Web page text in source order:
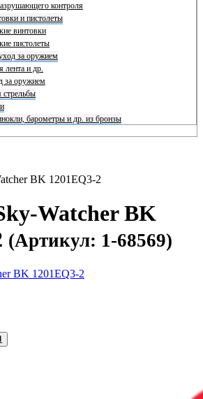
контроля
и пистолеты
винтовки
пистолеты
за оружием
и др.
за оружием
барометры и др. из бронзы
BK 1201EQ3-2
Watcher BK
(Артикул: 1-68569)